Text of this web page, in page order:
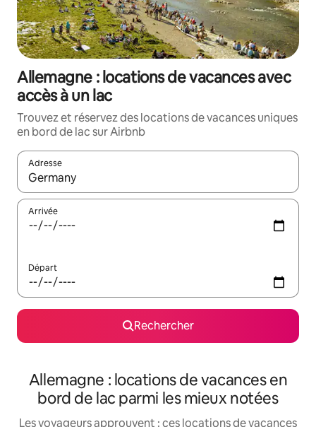
Allemagne : locations de vacances avec
accès à un lac
Trouvez et réservez des locations de vacances uniques
en bord de lac sur Airbnb
Adresse
Lorsque les résultats s'affichent, utilisez les flèches vers le
Arrivée
Départ
Rechercher
Allemagne : locations de vacances en
bord de lac parmi les mieux notées
Les voyageurs approuvent : ces locations de vacances